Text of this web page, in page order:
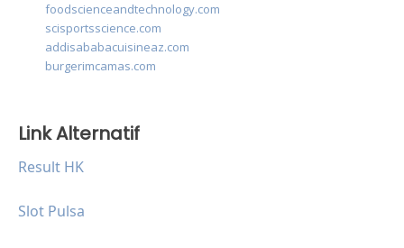
foodscienceandtechnology.com
scisportsscience.com
addisababacuisineaz.com
burgerimcamas.com
Link Alternatif
Result HK
Slot Pulsa